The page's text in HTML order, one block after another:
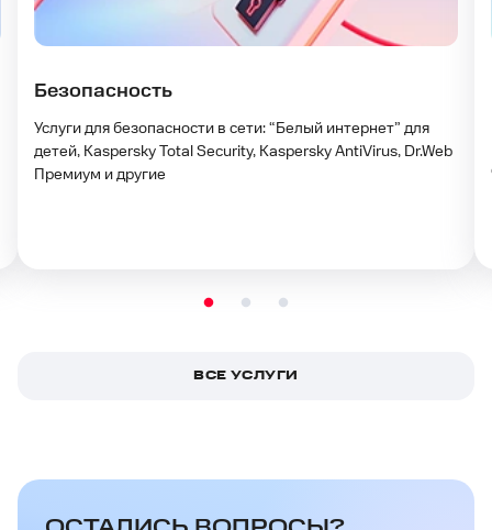
Безопасность
Услуги для безопасности в сети: “Белый интернет” для
детей, Kaspersky Total Security, Kaspersky AntiVirus, Dr.Web
Премиум и другие
ВСЕ УСЛУГИ